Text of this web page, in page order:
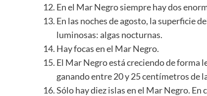
En el Mar Negro siempre hay dos
En las noches de agosto, la superficie
luminosas: algas nocturnas.
Hay focas en el Mar Negro.
El Mar Negro está creciendo de forma
ganando entre 20 y 25 centímetros de
Sólo hay diez islas en el Mar Negro. En